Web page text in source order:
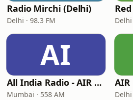
Radio Mirchi (Delhi)
Delhi · 98.3 FM Delhi
AI
All India Radio - AIR Marathi
Mumbai · 558 AM
AIR
Delhi